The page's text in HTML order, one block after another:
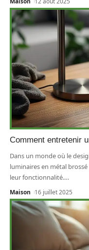
Comment entretenir
Dans un monde où le
luminaires en métal
leur fonctionnalité.…
Maison 16 juillet 2025